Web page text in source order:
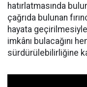
hatırlatmasında
çağrıda bulunan
hayata
imkânı bulacağını
sürdürülebilirliğine